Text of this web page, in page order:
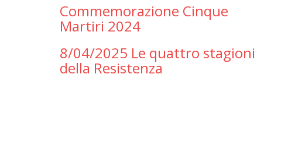
Commemorazione Cinque
Martiri 2024
8/04/2025 Le quattro stagioni
della Resistenza